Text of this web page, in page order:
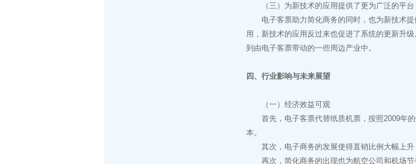
（三）为新技术的应用提供了更为广泛的平台
电子客票助力简化商务的同时，也为新技术提
用，新技术的应用反过来也促进了系统的更新升
到由电子客票带动的一些周边产业中。
四、行业影响与未来展望
（一）经济效益可观
首先，电子客票代替纸质机票，按照2009年的
本。
其次，电子商务的发展使得直销比例大幅上升
再次，简化商务的出现也为航空公司和机场节